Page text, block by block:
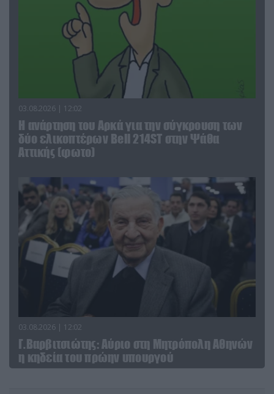
03.08.2026 | 12:02
Η ανάρτηση του Αρκά για την σύγκρουση των
δύο ελικοπτέρων Bell 214ST στην Ψάθα
Αττικής (φωτο)
03.08.2026 | 12:02
Γ.Βαρβιτσιώτης: Aύριο στη Μητρόπολη Αθηνών
η κηδεία του πρώην υπουργού